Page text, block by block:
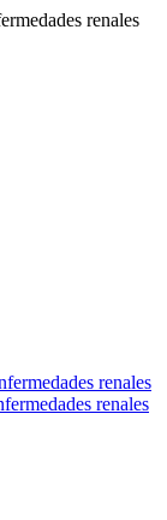
renales
renales
renales